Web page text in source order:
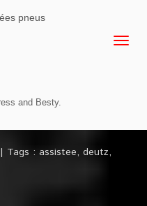
pneus
and Besty.
Tags : assistee, deutz,